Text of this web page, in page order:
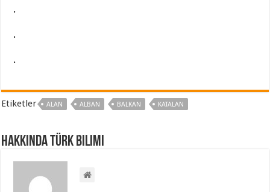
.
.
.
Etiketler ALAN ALBAN BALKAN KATALAN
Hakkında Türk Bilimi